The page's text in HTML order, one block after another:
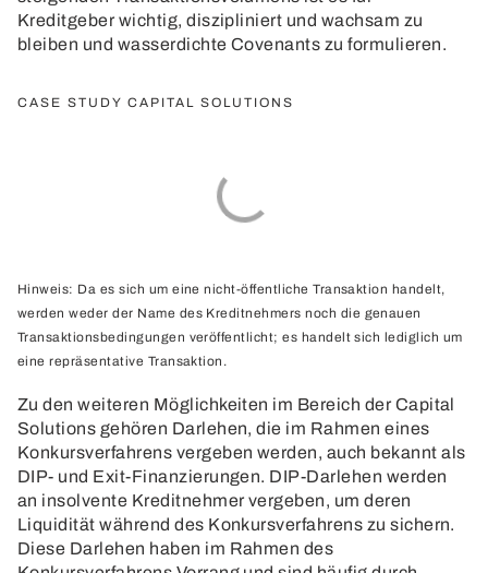
Kreditgeber wichtig, diszipliniert und wachsam zu
bleiben und wasserdichte Covenants zu formulieren.
CASE STUDY CAPITAL SOLUTIONS
Hinweis: Da es sich um eine nicht-öffentliche Transaktion handelt,
werden weder der Name des Kreditnehmers noch die genauen
Transaktionsbedingungen veröffentlicht; es handelt sich lediglich um
eine repräsentative Transaktion.
Zu den weiteren Möglichkeiten im Bereich der Capital
Solutions gehören Darlehen, die im Rahmen eines
Konkursverfahrens vergeben werden, auch bekannt als
DIP- und Exit-Finanzierungen. DIP-Darlehen werden
an insolvente Kreditnehmer vergeben, um deren
Liquidität während des Konkursverfahrens zu sichern.
Diese Darlehen haben im Rahmen des